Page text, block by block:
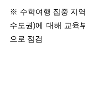
※ 수학여행 집중 지
수도권)에 대해 교육
으로 점검